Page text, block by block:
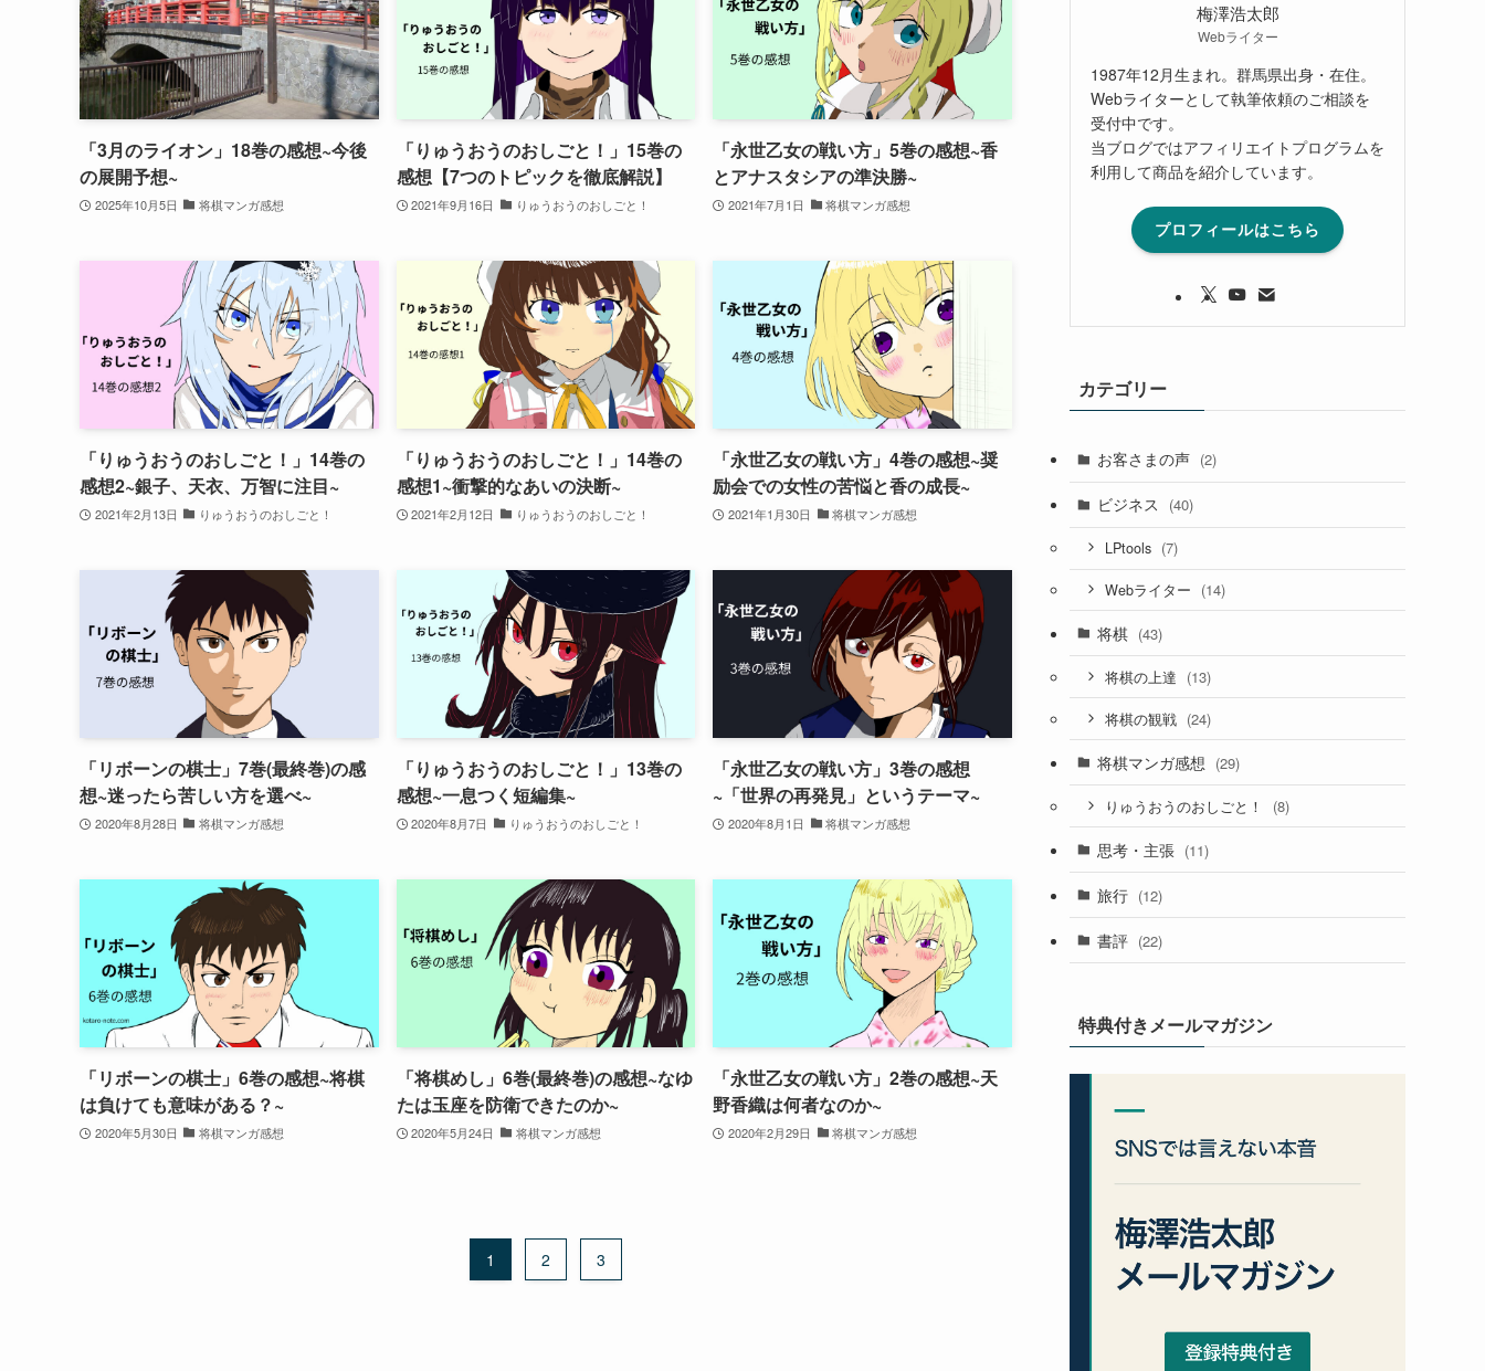
「3月のライオン」18巻の感想~今後
の展開予想~
2025年10月5日 将棋マンガ感想
「りゅうおうのおしごと！」15巻の
感想【7つのトピックを徹底解説】
2021年9月16日 りゅうおうのおしごと！
「永世乙女の戦い方」5巻の感想~香
とアナスタシアの準決勝~
2021年7月1日 将棋マンガ感想
「りゅうおうのおしごと！」14巻の
感想2~銀子、天衣、万智に注目~
2021年2月13日 りゅうおうのおしごと！
「りゅうおうのおしごと！」14巻の
感想1~衝撃的なあいの決断~
2021年2月12日 りゅうおうのおしごと！
「永世乙女の戦い方」4巻の感想~奨
励会での女性の苦悩と香の成長~
2021年1月30日 将棋マンガ感想
「リボーンの棋士」7巻(最終巻)の感
想~迷ったら苦しい方を選べ~
2020年8月28日 将棋マンガ感想
「りゅうおうのおしごと！」13巻の
感想~一息つく短編集~
2020年8月7日 りゅうおうのおしごと！
「永世乙女の戦い方」3巻の感想
~「世界の再発見」というテーマ~
2020年8月1日 将棋マンガ感想
「リボーンの棋士」6巻の感想~将棋
は負けても意味がある？~
2020年5月30日 将棋マンガ感想
「将棋めし」6巻(最終巻)の感想~なゆ
たは玉座を防衛できたのか~
2020年5月24日 将棋マンガ感想
「永世乙女の戦い方」2巻の感想~天
野香織は何者なのか~
2020年2月29日 将棋マンガ感想
1 2 3
梅澤浩太郎
Webライター
1987年12月生まれ。群馬県出身・在住。
Webライターとして執筆依頼のご相談を
受付中です。
当ブログではアフィリエイトプログラムを
利用して商品を紹介しています。
プロフィールはこちら
カテゴリー
お客さまの声 (2)
ビジネス (40)
LPtools (7)
Webライター (14)
将棋 (43)
将棋の上達 (13)
将棋の観戦 (24)
将棋マンガ感想 (29)
りゅうおうのおしごと！ (8)
思考・主張 (11)
旅行 (12)
書評 (22)
特典付きメールマガジン